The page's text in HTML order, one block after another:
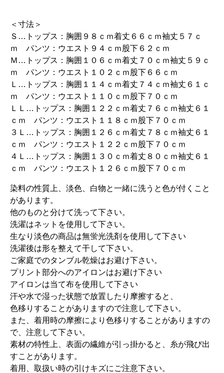
＜寸法＞
Ｓ…トップス：胸囲９８ｃｍ着丈６６ｃｍ袖丈５７ｃ
ｍ パンツ：ウエスト９４ｃｍ股下６２ｃｍ
Ｍ…トップス：胸囲１０６ｃｍ着丈７０ｃｍ袖丈５９ｃ
ｍ パンツ：ウエスト１０２ｃｍ股下６６ｃｍ
Ｌ…トップス：胸囲１１４ｃｍ着丈７４ｃｍ袖丈６１ｃ
ｍ パンツ：ウエスト１１０ｃｍ股下７０ｃｍ
ＬＬ…トップス：胸囲１２２ｃｍ着丈７６ｃｍ袖丈６１
ｃｍ パンツ：ウエスト１１８ｃｍ股下７０ｃｍ
３Ｌ…トップス：胸囲１２６ｃｍ着丈７８ｃｍ袖丈６１
ｃｍ パンツ：ウエスト１２２ｃｍ股下７０ｃｍ
４Ｌ…トップス：胸囲１３０ｃｍ着丈８０ｃｍ袖丈６１
ｃｍ パンツ：ウエスト１２６ｃｍ股下７０ｃｍ
染料の性質上、淡色、白物と一緒に洗うと色が付くこと
があります。
他のものと分けて洗って下さい。
洗濯はネットを使用して下さい。
生なり淡色の商品は無蛍光洗剤を使用して下さい
洗濯後は形を整えて干して下さい。
ご家庭でのタンブル乾燥はお避け下さい。
プリント部分へのアイロンはお避け下さい
アイロンは当て布を使用して下さい
汗や水で湿った状態で放置したり摩擦すると、
色移りすることがありますので注意して下さい。
また、着用時の摩擦により色移りすることがありますの
で、注意して下さい。
素材の特性上、表面の繊維が引っ掛かると、糸が飛び出
すことがあります。
着用、取扱い時の引けキズにご注意下さい。